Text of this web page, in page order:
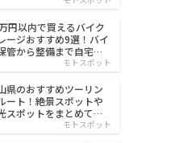
円以内で買えるバイク
ージおすすめ9選！バイ
管から整備まで自宅で
モトスポット
県のおすすめツーリン
ート！絶景スポットや
スポットをまとめて紹
モトスポット